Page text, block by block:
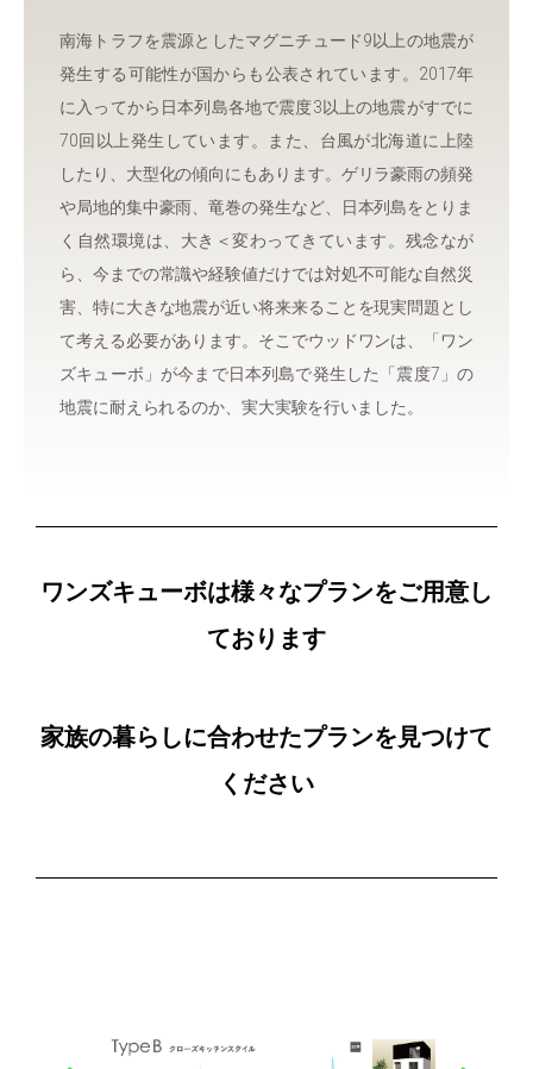
南海トラフを震源としたマグニチュード9以上の地震が
発生する可能性が国からも公表されています。2017年
に入ってから日本列島各地で震度3以上の地震がすでに
70回以上発生しています。また、台風が北海道に上陸
したり、大型化の傾向にもあります。ゲリラ豪雨の頻発
や局地的集中豪雨、竜巻の発生など、日本列島をとりま
く自然環境は、大き＜変わってきています。残念なが
ら、今までの常識や経験値だけでは対処不可能な自然災
害、特に大きな地震が近い将来来ることを現実問題とし
て考える必要があります。そこでウッドワンは、「ワン
ズキューボ」が今まで日本列島で発生した「震度7」の
地震に耐えられるのか、実大実験を行いました。
ワンズキューボは様々なプランをご用意し
ております
家族の暮らしに合わせたプランを見つけて
ください